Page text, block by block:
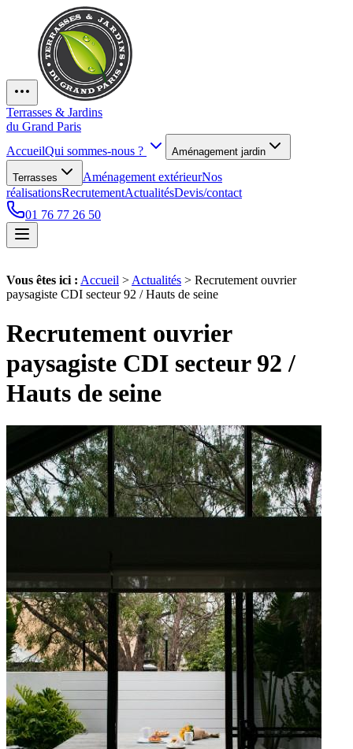
Terrasses & Jardins
du Grand Paris
AccueilQui sommes-nous ? Aménagement jardin
Terrasses Aménagement extérieurNos
réalisationsRecrutementActualitésDevis/contact
01 76 77 26 50
Vous êtes ici : Accueil > Actualités > Recrutement ouvrier
paysagiste CDI secteur 92 / Hauts de seine
Recrutement ouvrier
paysagiste CDI secteur 92 /
Hauts de seine